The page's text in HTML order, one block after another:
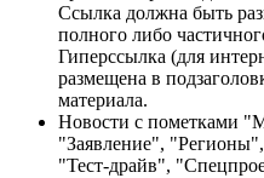
Ссылка должна быть
полного либо
Гиперссылка (для
размещена в
материала.
Новости с пометками
"Заявление",
"Тест-драйв",